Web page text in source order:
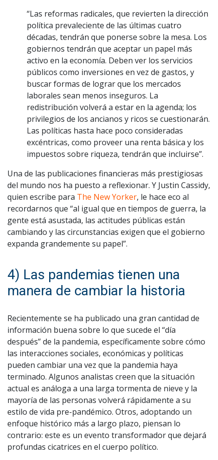
“Las reformas radicales, que revierten la dirección
política prevaleciente de las últimas cuatro
décadas, tendrán que ponerse sobre la mesa. Los
gobiernos tendrán que aceptar un papel más
activo en la economía. Deben ver los servicios
públicos como inversiones en vez de gastos, y
buscar formas de lograr que los mercados
laborales sean menos inseguros. La
redistribución volverá a estar en la agenda; los
privilegios de los ancianos y ricos se cuestionarán.
Las políticas hasta hace poco consideradas
excéntricas, como proveer una renta básica y los
impuestos sobre riqueza, tendrán que incluirse”.
Una de las publicaciones financieras más prestigiosas
del mundo nos ha puesto a reflexionar. Y Justin Cassidy,
quien escribe para The New Yorker, le hace eco al
recordarnos que “al igual que en tiempos de guerra, la
gente está asustada, las actitudes públicas están
cambiando y las circunstancias exigen que el gobierno
expanda grandemente su papel”.
4) Las pandemias tienen una
manera de cambiar la historia
Recientemente se ha publicado una gran cantidad de
información buena sobre lo que sucede el “día
después” de la pandemia, específicamente sobre cómo
las interacciones sociales, económicas y políticas
pueden cambiar una vez que la pandemia haya
terminado. Algunos analistas creen que la situación
actual es análoga a una larga tormenta de nieve y la
mayoría de las personas volverá rápidamente a su
estilo de vida pre-pandémico. Otros, adoptando un
enfoque histórico más a largo plazo, piensan lo
contrario: este es un evento transformador que dejará
profundas cicatrices en el cuerpo político.